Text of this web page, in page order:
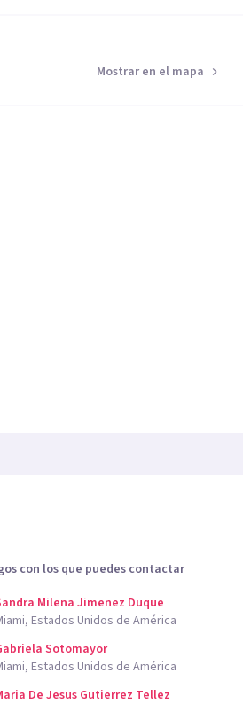
Mostrar en el mapa
con los que puedes contactar
Milena Jimenez Duque
Estados Unidos de América
Sotomayor
Estados Unidos de América
De Jesus Gutierrez Tellez